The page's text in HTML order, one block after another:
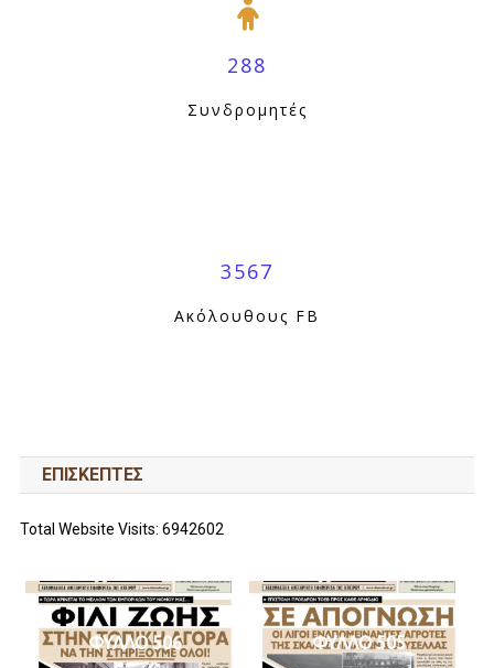
288
Συνδρομητές
3567
Ακόλουθους FB
ΕΠΙΣΚΕΠΤΕΣ
Total Website Visits: 6942602
ΦΥΛΛΟ 506 ΦΥΛΛΟ 505